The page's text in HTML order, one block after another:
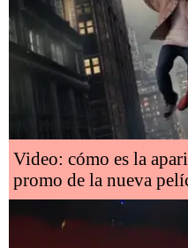
Video: cómo es la
promo de la nueva